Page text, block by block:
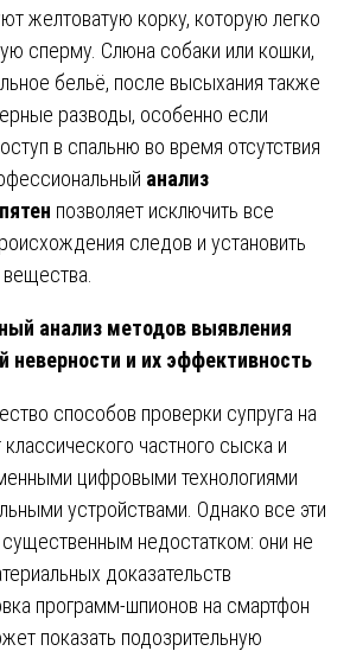
желтоватую корку, которую легко
сперму. Слюна собаки или кошки,
бельё, после высыхания также
разводы, особенно если
в спальню во время отсутствия
анализ
позволяет исключить все
следов и установить
анализ методов выявления
неверности и их эффективность
способов проверки супруга на
классического частного сыска и
цифровыми технологиями
устройствами. Однако все эти
недостатком: они не
доказательств
программ-шпионов на смартфон
показать подозрительную